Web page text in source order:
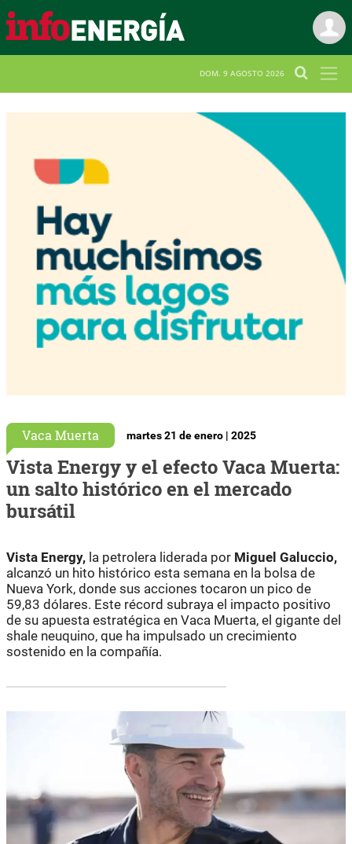
DOM. 9 AGOSTO 2026
Vaca Muerta martes 21 de enero | 2025
Vista Energy y el efecto Vaca Muerta:
un salto histórico en el mercado
bursátil
Vista Energy, la petrolera liderada por Miguel Galuccio,
alcanzó un hito histórico esta semana en la bolsa de
Nueva York, donde sus acciones tocaron un pico de
59,83 dólares. Este récord subraya el impacto positivo
de su apuesta estratégica en Vaca Muerta, el gigante del
shale neuquino, que ha impulsado un crecimiento
sostenido en la compañía.